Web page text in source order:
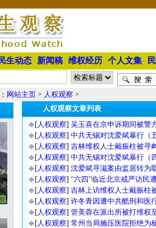
生动态 新闻稿 维权经历 个人文集
网站主页 > 人权观察 >
人权观察文章列表
[人权观察] 吴玉喜在京申诉期间被警
[人权观察] 中共无锡对沈爱斌暴行（五
[人权观察] 吉林维权人士戴振柱被寻
[人权观察] 中共无锡对沈爱斌暴行（四
[人权观察] 沈爱斌寻滋案由监居转为
[人权观察] “六四”临近北京戒严访民
[人权观察] 吉林上访维权人士戴振柱
[人权观察] 许冬青因遭中共酷刑和医
[人权观察] 管美蓉在派出所被打维权
[人权观察] 常州当局施压医院拒绝为